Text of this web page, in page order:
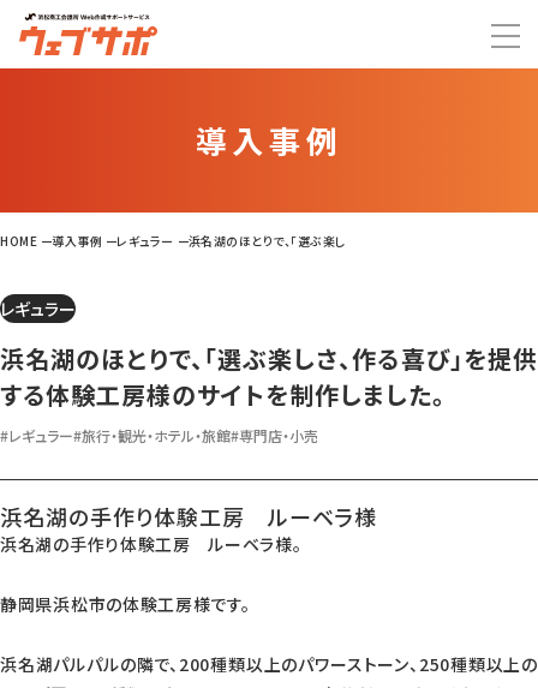
導入事例
HOME 導入事例 レギュラー 浜名湖のほとりで、「選ぶ楽しさ、作る喜び」を提供する体験工
レギュラー
浜名湖のほとりで、「選ぶ楽しさ、作る喜び」を提供
する体験工房様のサイトを制作しました。
#レギュラー#旅行・観光・ホテル・旅館#専門店・小売
浜名湖の手作り体験工房 ルーベラ様
浜名湖の手作り体験工房 ルーベラ様。
静岡県浜松市の体験工房様です。
浜名湖パルパルの隣で、200種類以上のパワーストーン、250種類以上の